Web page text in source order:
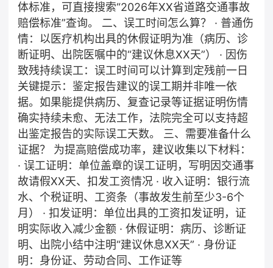
体标准，可直接搜索“2026年XX省道路交通事故
赔偿标准”查询。 二、误工时间怎么算？ · 普通伤
情：以医疗机构出具的休假证明为准（病历、诊
断证明、出院医嘱中的“建议休息XX天”） · 因伤
致残持续误工：误工时间可以计算到定残前一日
关键提示：鉴定报告建议的误工期并非唯一依
据。如果能提供病历、复查记录等证据证明伤情
确实持续未愈、无法工作，法院完全可以支持超
出鉴定报告的实际误工天数。 三、需要准备什么
证据？ 为提高赔偿成功率，建议收集以下材料：
· 误工证明：单位盖章的误工证明，写明因交通事
故请假XX天、扣发工资情况 · 收入证明：银行流
水、个税证明、工资条（事故发生前至少3-6个
月） · 扣发证明：单位出具的工资扣发证明，证
明实际收入减少金额 · 休假证明：病历、诊断证
明、出院小结中注明“建议休息XX天” · 身份证
明：身份证、劳动合同、工作证等